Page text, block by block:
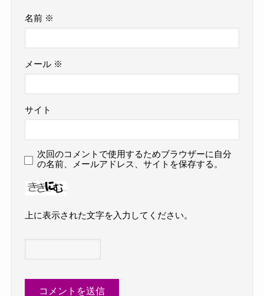
名前 ※
メール ※
サイト
次回のコメントで使用するためブラウザーに自分
の名前、メールアドレス、サイトを保存する。
上に表示された文字を入力してください。